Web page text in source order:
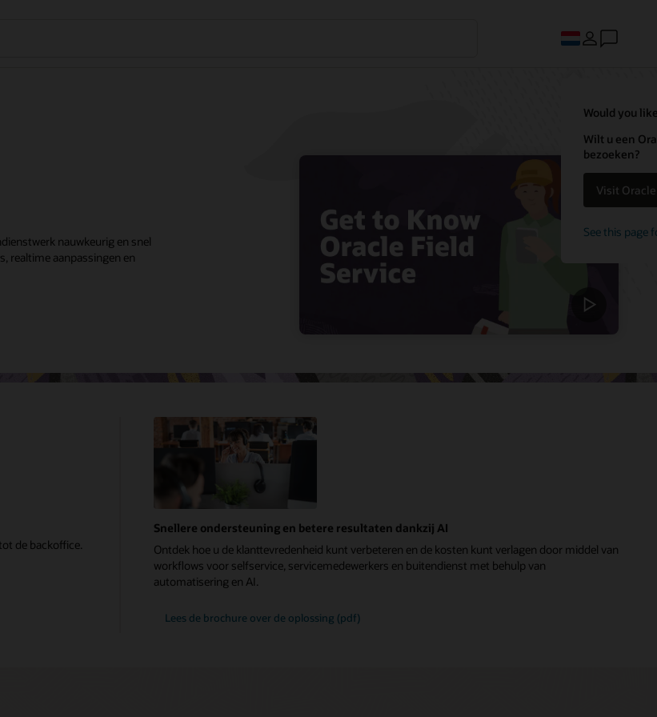
Would you
Wilt u een
bezoeken?
Visit
See this page
nauwkeurig en snel
realtime aanpassingen en
de backoffice.
Snellere ondersteuning en betere resultaten dankzij AI
Ontdek hoe u de klanttevredenheid kunt verbeteren en de kosten kunt verlagen door middel van
workflows voor selfservice, servicemedewerkers en buitendienst met behulp van
automatisering en AI.
Lees de brochure over de oplossing (pdf)